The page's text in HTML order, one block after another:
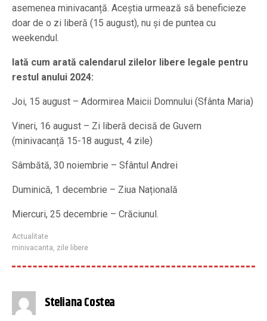
asemenea minivacanță. Aceștia urmează să beneficieze
doar de o zi liberă (15 august), nu și de puntea cu
weekendul.
Iată cum arată calendarul zilelor libere legale pentru
restul anului 2024:
Joi, 15 august – Adormirea Maicii Domnului (Sfânta Maria)
Vineri, 16 august – Zi liberă decisă de Guvern
(minivacanță 15-18 august, 4 zile)
Sâmbătă, 30 noiembrie – Sfântul Andrei
Duminică, 1 decembrie – Ziua Națională
Miercuri, 25 decembrie – Crăciunul.
Actualitate
minivacanta, zile libere
Steliana Costea